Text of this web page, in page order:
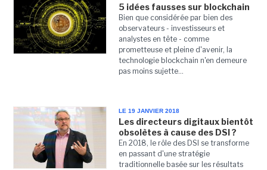
5 idées fausses sur blockchain
Bien que considérée par bien des
observateurs - investisseurs et
analystes en tête - comme
prometteuse et pleine d'avenir, la
technologie blockchain n'en demeure
pas moins sujette...
LE 19 JANVIER 2018
Les directeurs digitaux bientôt
obsolètes à cause des DSI ?
En 2018, le rôle des DSI se transforme
en passant d'une stratégie
traditionnelle basée sur les résultats